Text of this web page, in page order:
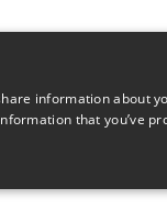
information about
that you’ve